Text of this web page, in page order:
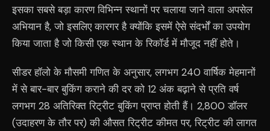
इसका सबसे बड़ा कारण विभिन्न स्थानों पर चलाया जाने वाला अपसेल
अभियान है, जो इसलिए कारगर है क्योंकि इसमें ऐसे संदर्भों का उपयोग
किया जाता है जो किसी एक स्थान के रिकॉर्ड में मौजूद नहीं होते।
सीडर हॉलो के मौसमी गणित के अनुसार, लगभग 240 वार्षिक मेहमानों
में से बार-बार बुकिंग कराने की दर को 12 अंक बढ़ाने से प्रति वर्ष
लगभग 28 अतिरिक्त रिट्रीट बुकिंग प्राप्त होती हैं। 2,800 डॉलर
(उदाहरण के तौर पर) की औसत रिट्रीट कीमत पर, रिट्रीट की लागत